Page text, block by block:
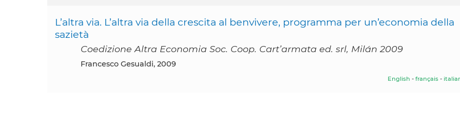
L’altra via. L’altra via della crescita al benvivere, programma per un’economia della
sazietà
Coedizione Altra Economia Soc. Coop. Cart’armata ed. srl, Milán 2009
Francesco Gesualdi, 2009
English - français -